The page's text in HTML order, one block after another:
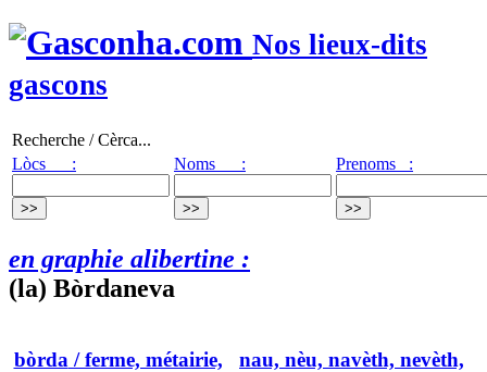
Nos lieux-dits
gascons
Recherche / Cèrca...
Lòcs :
Noms : Prenoms :
en graphie alibertine :
(la) Bòrdaneva
bòrda/ ferme, métairie,
nau, nèu, navèth, nevèth,